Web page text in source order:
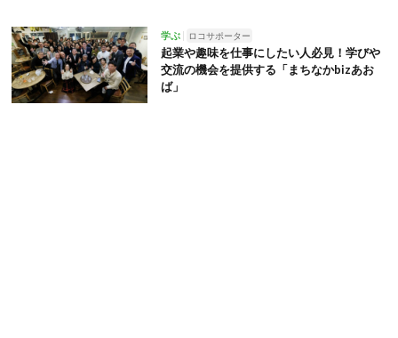
学ぶ ロコサポーター
起業や趣味を仕事にしたい人必見！学びや
交流の機会を提供する「まちなかbizあお
ば」